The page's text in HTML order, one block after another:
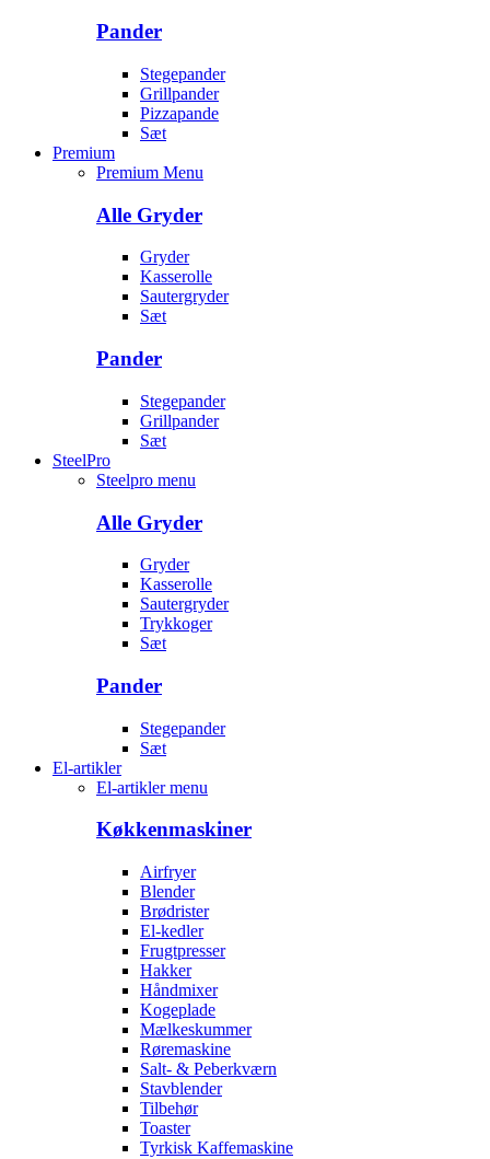
Pander
Stegepander
Grillpander
Pizzapande
Sæt
Premium
Premium Menu
Alle Gryder
Gryder
Kasserolle
Sautergryder
Sæt
Pander
Stegepander
Grillpander
Sæt
SteelPro
Steelpro menu
Alle Gryder
Gryder
Kasserolle
Sautergryder
Trykkoger
Sæt
Pander
Stegepander
Sæt
El-artikler
El-artikler menu
Køkkenmaskiner
Airfryer
Blender
Brødrister
El-kedler
Frugtpresser
Hakker
Håndmixer
Kogeplade
Mælkeskummer
Røremaskine
Salt- & Peberkværn
Stavblender
Tilbehør
Toaster
Tyrkisk Kaffemaskine